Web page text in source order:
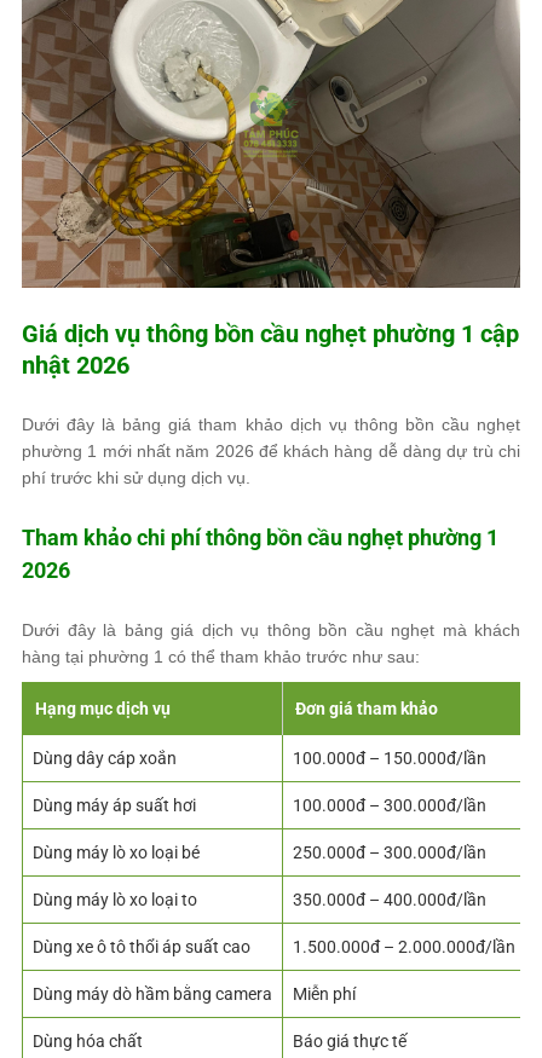
Giá dịch vụ thông bồn cầu nghẹt phường 1 cập
nhật 2026
Dưới đây là bảng giá tham khảo dịch vụ thông bồn cầu nghẹt
phường 1 mới nhất năm 2026 để khách hàng dễ dàng dự trù chi
phí trước khi sử dụng dịch vụ.
Tham khảo chi phí thông bồn cầu nghẹt phường 1
2026
Dưới đây là bảng giá dịch vụ thông bồn cầu nghẹt mà khách
hàng tại phường 1 có thể tham khảo trước như sau:
Hạng mục dịch vụ Đơn giá tham khảo
Dùng dây cáp xoắn 100.000đ – 150.000đ/lần
Dùng máy áp suất hơi 100.000đ – 300.000đ/lần
Dùng máy lò xo loại bé 250.000đ – 300.000đ/lần
Dùng máy lò xo loại to 350.000đ – 400.000đ/lần
Dùng xe ô tô thổi áp suất cao 1.500.000đ – 2.000.000đ/lần
Dùng máy dò hầm bằng camera Miễn phí
Dùng hóa chất Báo giá thực tế